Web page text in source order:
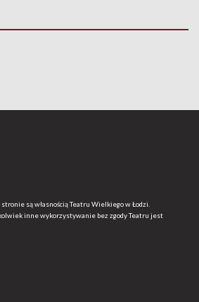
są własnością Teatru Wielkiego w Łodzi.
inne wykorzystywanie bez zgody Teatru jest